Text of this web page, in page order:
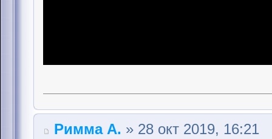
Римма А. » 28 окт 2019, 16:21